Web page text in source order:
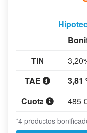
TIN
TAE
3,81
Cuota
485 €
*4 productos